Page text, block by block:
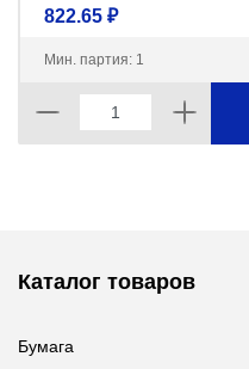
822.65 ₽
Мин. партия: 1
Каталог товаров
Бумага